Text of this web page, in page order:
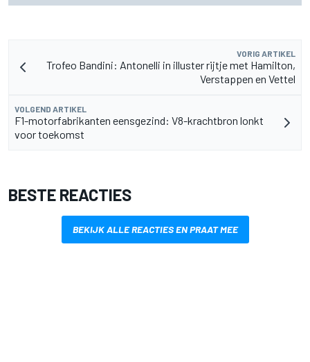
VORIG ARTIKEL
Trofeo Bandini: Antonelli in illuster rijtje met Hamilton,
Verstappen en Vettel
VOLGEND ARTIKEL
F1-motorfabrikanten eensgezind: V8-krachtbron lonkt
voor toekomst
BESTE REACTIES
BEKIJK ALLE REACTIES EN PRAAT MEE